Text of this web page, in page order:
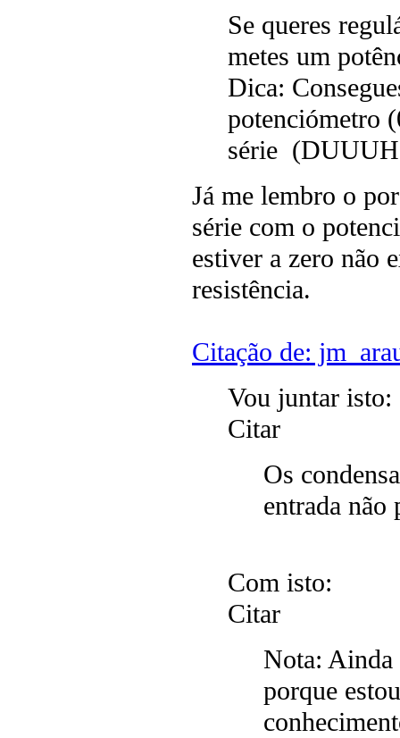
Se queres
metes um
Dica:
potenciómetro
série
Já me lembro o
série com o
estiver a zero não
resistência.
Citação de:
Vou juntar isto:
Citar
Os
entrada não
Com isto:
Citar
Nota: Ainda
porque